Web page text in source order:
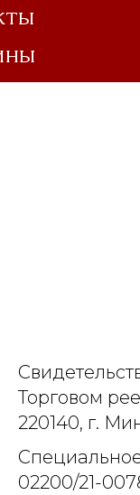
Торговом
220140, г.
02200/21-